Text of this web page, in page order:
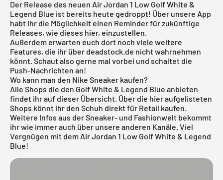
Der Release des neuen Air Jordan 1 Low Golf White &
Legend Blue ist bereits heute gedroppt! Über unsere App
habt ihr die Möglichkeit einen Reminder für zukünftige
Releases, wie dieses hier, einzustellen.
Außerdem erwarten euch dort noch viele weitere
Features, die ihr über deadstock.de nicht wahrnehmen
könnt. Schaut also gerne mal vorbei und schaltet die
Push-Nachrichten an!
Wo kann man den Nike Sneaker kaufen?
Alle Shops die den Golf White & Legend Blue anbieten
findet ihr auf dieser Übersicht. Über die hier aufgelisteten
Shops könnt ihr den Schuh direkt für Retail kaufen.
Weitere Infos aus derSneaker- und Fashionwelt bekommt
ihr wie immer auch über unsere anderen Kanäle. Viel
Vergnügen mit dem Air Jordan 1 Low Golf White & Legend
Blue!